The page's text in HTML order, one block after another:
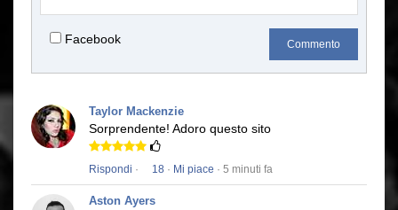
Facebook Commento
Taylor Mackenzie
Sorprendente! Adoro questo sito
Rispondi · 18 · Mi piace · 5 minuti fa
Aston Ayers